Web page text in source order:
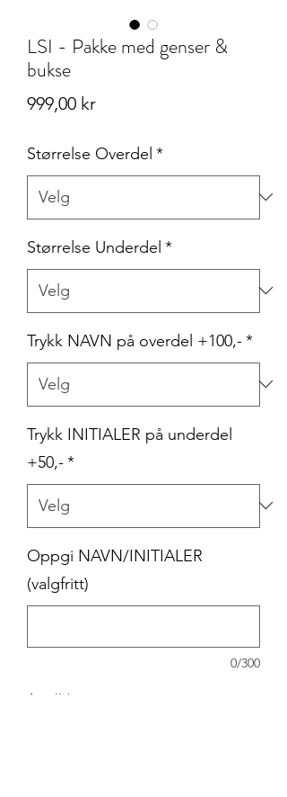
LSI - Pakke med genser &
bukse
999,00 krPris
Størrelse Overdel *
Størrelse Underdel *
Trykk NAVN på overdel +100,-*
Trykk INITIALER på underdel
+50,-*
Oppgi NAVN/INITIALER
(valgfritt)
0/300
Antall *